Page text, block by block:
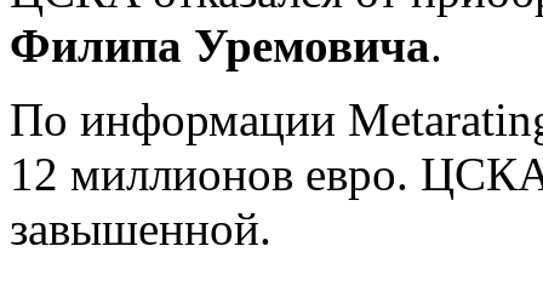
Филипа Уремовича.
По информации
12 миллионов евро.
завышенной.